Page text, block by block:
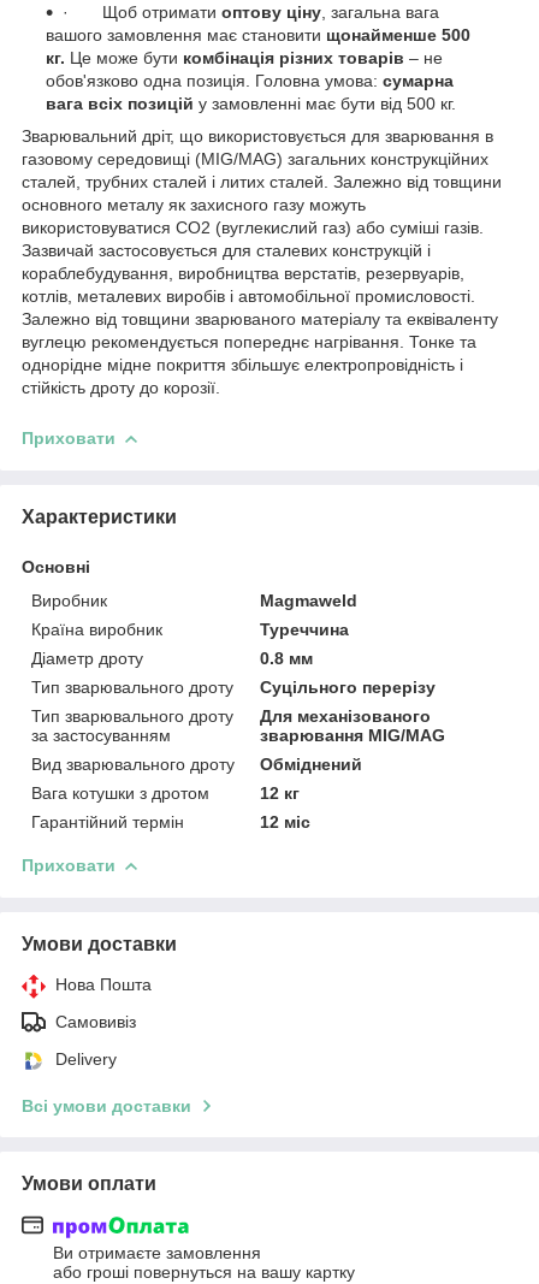
· Щоб отримати оптову ціну , загальна вага
вашого замовлення має становити щонайменше 500
кг. Це може бути комбінація різних товарів – не
обов'язково одна позиція. Головна умова: сумарна
вага всіх позицій у замовленні має бути від 500 кг.
Зварювальний дріт, що використовується для зварювання в
газовому середовищі (MIG/MAG) загальних конструкційних
сталей, трубних сталей і литих сталей. Залежно від товщини
основного металу як захисного газу можуть
використовуватися СО2 (вуглекислий газ) або суміші газів.
Зазвичай застосовується для сталевих конструкцій і
кораблебудування, виробництва верстатів, резервуарів,
котлів, металевих виробів і автомобільної промисловості.
Залежно від товщини зварюваного матеріалу та еквіваленту
вуглецю рекомендується попереднє нагрівання. Тонке та
однорідне мідне покриття збільшує електропровідність і
стійкість дроту до корозії.
Приховати
Характеристики
Основні
Виробник
Magmaweld
Країна виробник
Туреччина
Діаметр дроту
0.8 мм
Тип зварювального дроту
Суцільного перерізу
Тип зварювального дроту
за застосуванням
Для механізованого
зварювання MIG/MAG
Вид зварювального дроту
Обміднений
Вага котушки з дротом
12 кг
Гарантійний термін
12 міс
Приховати
Умови доставки
Нова Пошта
Самовивіз
Delivery
Всі умови доставки
Умови оплати
Ви отримаєте замовлення
або гроші повернуться на вашу картку